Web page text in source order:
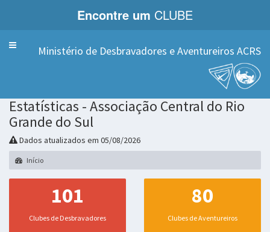
Encontre um CLUBE
Menu Ministério de Desbravadores e Aventureiros ACRS
Estatísticas - Associação Central do Rio
Grande do Sul
Dados atualizados em 05/08/2026
Início
101
Clubes de Desbravadores
80
Clubes de Aventureiros